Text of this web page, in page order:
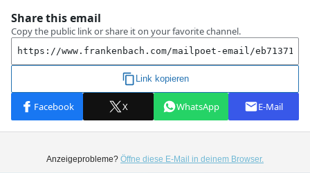
Anzeigeprobleme? Öffne diese E-Mail in deinem Browser.